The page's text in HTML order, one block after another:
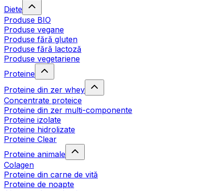
Diete
Produse BIO
Produse vegane
Produse fără gluten
Produse fără lactoză
Produse vegetariene
Proteine
Proteine din zer whey
Concentrate proteice
Proteine din zer multi-componente
Proteine izolate
Proteine hidrolizate
Proteine Clear
Proteine animale
Colagen
Proteine din carne de vită
Proteine de noapte